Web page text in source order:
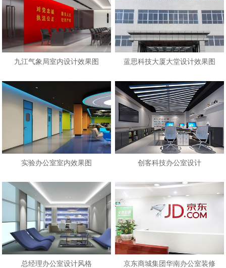
九江气象局室内设计效果图 蓝思科技大厦大堂设计效果图
实验办公室室内效果图 创客科技办公室设计
总经理办公室设计风格 京东商城集团华南办公室装修